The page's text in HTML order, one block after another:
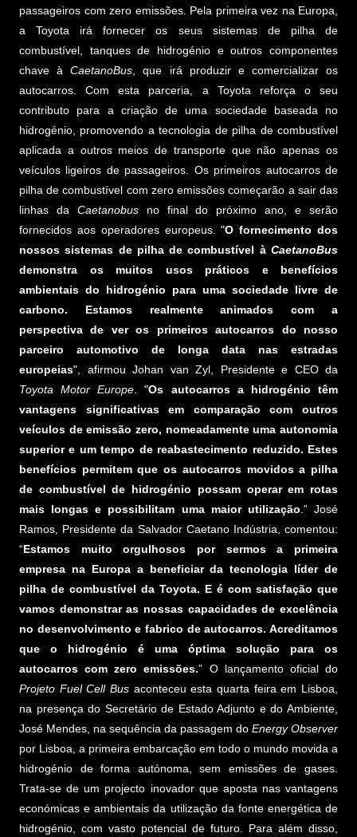
passageiros com zero emissões. Pela primeira vez na Europa,
a Toyota irá fornecer os seus sistemas de pilha de
combustível, tanques de hidrogénio e outros componentes
chave àCaetanoBus , que irá produzir e comercializar os
autocarros. Com esta parceria, a Toyota reforça o seu
contributo para a criação de uma sociedade baseada no
hidrogénio, promovendo a tecnologia de pilha de combustível
aplicada a outros meios de transporte que não apenas os
veículos ligeiros de passageiros. Os primeiros autocarros de
pilha de combustível com zero emissões começarão a sair das
linhas da Caetanobusno final do próximo ano, e serão
fornecidos aos operadores europeus. "O fornecimento dos
nossos sistemas de pilha de combustível à CaetanoBus
demonstra os muitos usos práticos e benefícios
ambientais do hidrogénio para uma sociedade livre de
carbono. Estamos realmente animados com a
perspectiva de ver os primeiros autocarros do nosso
parceiro automotivo de longa data nas estradas
europeias", afirmou Johan van Zyl, Presidente e CEO da
Toyota Motor Europe . "Os autocarros a hidrogénio têm
vantagens significativas em comparação com outros
veículos de emissão zero, nomeadamente uma autonomia
superior e um tempo de reabastecimento reduzido. Estes
benefícios permitem que os autocarros movidos a pilha
de combustível de hidrogénio possam operar em rotas
mais longas e possibilitam uma maior utilização .” José
Ramos, Presidente da Salvador Caetano Indústria, comentou:
“Estamos muito orgulhosos por sermos a primeira
empresa na Europa a beneficiar da tecnologia líder de
pilha de combustível da Toyota. E é com satisfação que
vamos demonstrar as nossas capacidades de excelência
no desenvolvimento e fabrico de autocarros. Acreditamos
que o hidrogénio é uma óptima solução para os
autocarros com zero emissões.” O lançamento oficial do
Projeto Fuel Cell Bus aconteceu esta quarta feira em Lisboa,
na presença do Secretário de Estado Adjunto e do Ambiente,
José Mendes, na sequência da passagem do Energy Observer
por Lisboa, a primeira embarcação em todo o mundo movida a
hidrogénio de forma autónoma, sem emissões de gases.
Trata-se de um projecto inovador que aposta nas vantagens
económicas e ambientais da utilização da fonte energética de
hidrogénio, com vasto potencial de futuro. Para além disso,